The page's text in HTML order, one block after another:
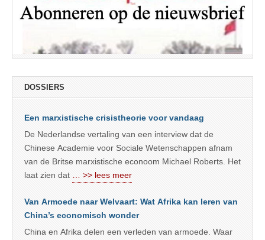
DOSSIERS
Een marxistische crisistheorie voor vandaag
De Nederlandse vertaling van een interview dat de
Chinese Academie voor Sociale Wetenschappen afnam
van de Britse marxistische econoom Michael Roberts. Het
laat zien dat
… >> lees meer
Van Armoede naar Welvaart: Wat Afrika kan leren van
China’s economisch wonder
China en Afrika delen een verleden van armoede. Waar